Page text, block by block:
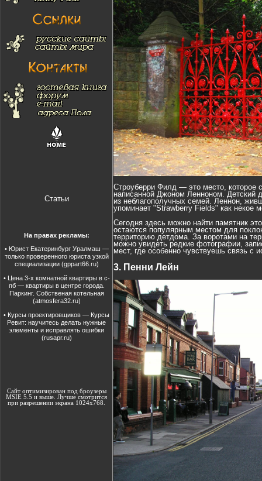
Статьи
На правах рекламы:
• Юрист Екатеринбург Уралмаш —
только проверенного юриста узкой
специализации (gppart66.ru)
• Цена 3-х комнатной квартиры в с-
пб— квартиры в центре города.
Паркинг. Собственая котельная
(atmosfera32.ru)
• Курсы проектировщиков — Курсы
Ревит: научитесь делать нужные
элементы и исправлять ошибки
(rusapr.ru)
Сайт оптимизирован под броузеры
MSIE 5.5 и выше. Лучше смотрится
при разрешении экрана 1024х768.
Строуберри Филд — это место, которое
написанной Джоном Ленноном. Детский
из неблагополучных семей. Леннон,
упоминает "Strawberry Fields" как некое
Сегодня здесь можно найти памятник
остаются популярным местом для
территорию детдома. За воротами на
можно увидеть редкие фотографии,
мест, где особенно чувствуешь связь с
3. Пенни Лейн